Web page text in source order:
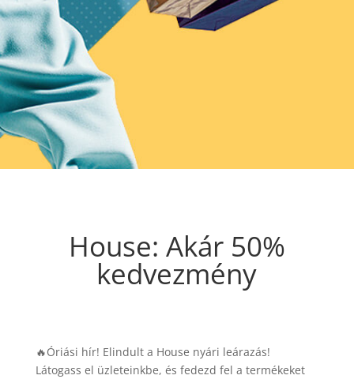
House: Akár 50%
kedvezmény
🔥Óriási hír! Elindult a House nyári leárazás!
Látogass el üzleteinkbe, és fedezd fel a termékeket